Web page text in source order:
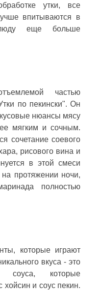
утки, все
впитываются в
еще больше
частью
по пекински". Он
нюансы мясу
мягким и сочным.
сочетание соевого
рисового вина и
в этой смеси
протяжении ночи,
полностью
которые играют
вкуса - это
которые
хойсин и соус пекин.